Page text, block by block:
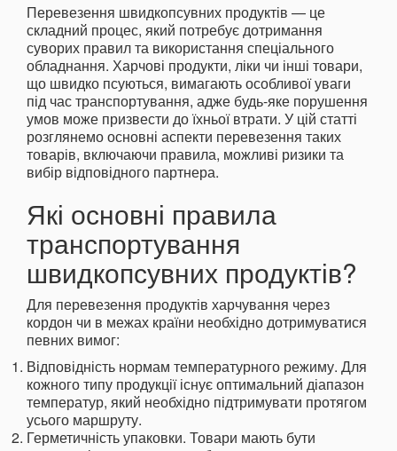
Перевезення швидкопсувних продуктів — це
складний процес, який потребує дотримання
суворих правил та використання спеціального
обладнання. Харчові продукти, ліки чи інші товари,
що швидко псуються, вимагають особливої уваги
під час транспортування, адже будь-яке порушення
умов може призвести до їхньої втрати. У цій статті
розглянемо основні аспекти перевезення таких
товарів, включаючи правила, можливі ризики та
вибір відповідного партнера.
Які основні правила
транспортування
швидкопсувних продуктів?
Для перевезення продуктів харчування через
кордон чи в межах країни необхідно дотримуватися
певних вимог:
Відповідність нормам температурного режиму. Для
кожного типу продукції існує оптимальний діапазон
температур, який необхідно підтримувати протягом
усього маршруту.
Герметичність упаковки. Товари мають бути